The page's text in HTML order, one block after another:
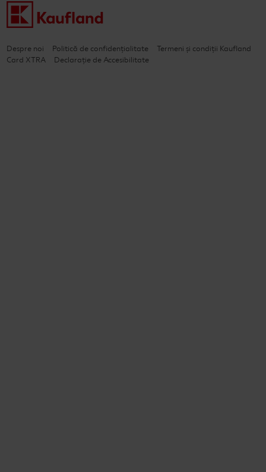
Despre noi Politică de confidențialitate
Termeni și condiții Kaufland
Card XTRA
Declarație de Accesibilitate